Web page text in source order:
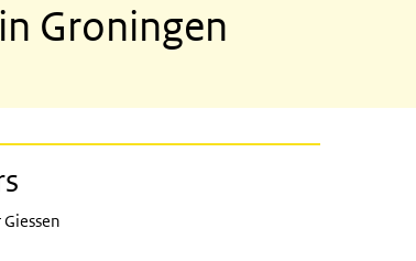
Groningen